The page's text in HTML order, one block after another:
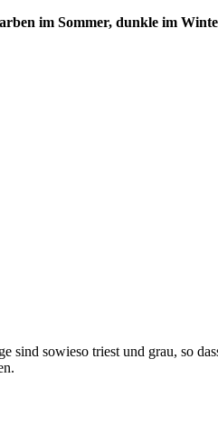
im Sommer, dunkle im
sowieso triest und grau, so